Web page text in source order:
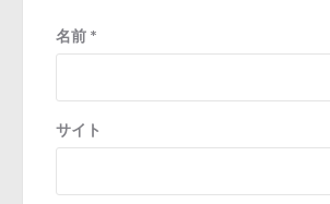
名前 *
サイト